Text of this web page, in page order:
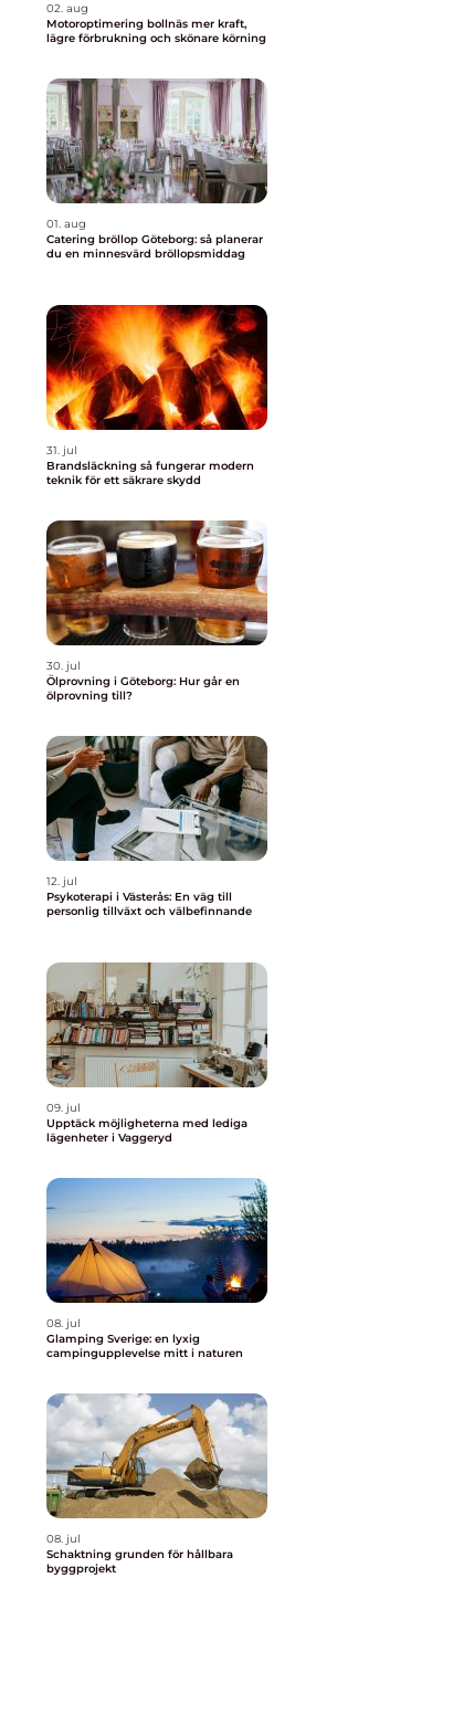
02. aug
Motoroptimering bollnäs mer kraft,
lägre förbrukning och skönare körning
01. aug
Catering bröllop Göteborg: så planerar
du en minnesvärd bröllopsmiddag
31. jul
Brandsläckning så fungerar modern
teknik för ett säkrare skydd
30. jul
Ölprovning i Göteborg: Hur går en
ölprovning till?
12. jul
Psykoterapi i Västerås: En väg till
personlig tillväxt och välbefinnande
09. jul
Upptäck möjligheterna med lediga
lägenheter i Vaggeryd
08. jul
Glamping Sverige: en lyxig
campingupplevelse mitt i naturen
08. jul
Schaktning grunden för hållbara
byggprojekt